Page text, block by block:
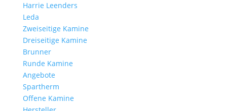
Harrie Leenders
Leda
Zweiseitige Kamine
Dreiseitige Kamine
Brunner
Runde Kamine
Angebote
Spartherm
Offene Kamine